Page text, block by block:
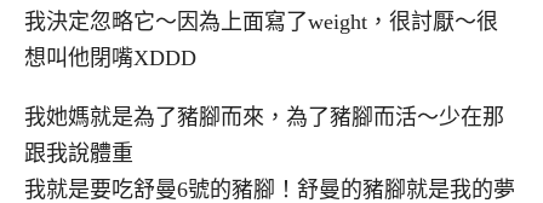
我決定忽略它～因為上面寫了weight，很討厭～很
想叫他閉嘴XDDD
我她媽就是為了豬腳而來，為了豬腳而活～少在那
跟我說體重
我就是要吃舒曼6號的豬腳！舒曼的豬腳就是我的夢